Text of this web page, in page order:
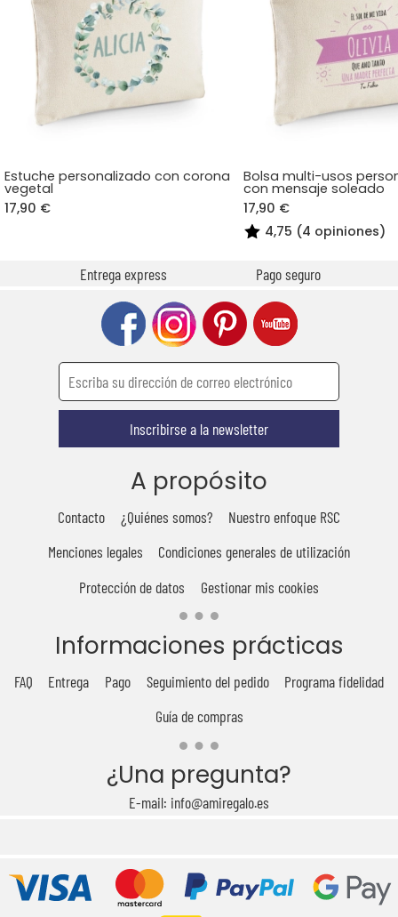
Estuche personalizado con corona
vegetal
17,90 €
Bolsa multi-usos
con mensaje soleado
17,90 €
4,75 (4 opiniones)
Entrega express Pago seguro
Inscribirse a la newsletter
A propósito
Contacto ¿Quiénes somos?
Nuestro enfoque RSC
Menciones legales
Condiciones generales de utilización
Protección de datos
Gestionar mis cookies
Informaciones prácticas
FAQ Entrega Pago Seguimiento del pedido
Programa fidelidad
Guía de compras
¿Una pregunta?
E-mail: info@amiregalo.es